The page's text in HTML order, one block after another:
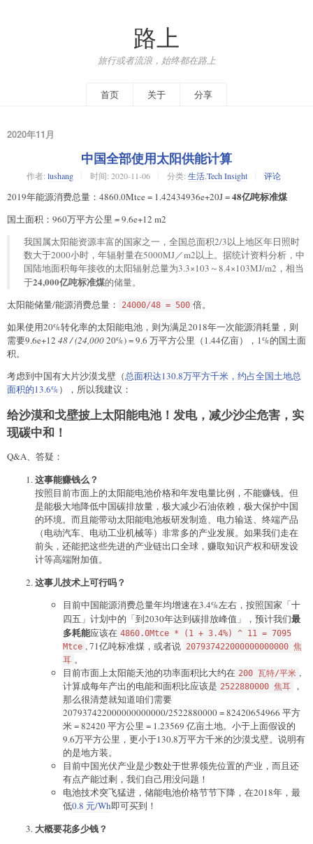
路上
旅行或者流浪，始终都在路上
首页 关于 分享
2020年11月
中国全部使用太阳供能计算
作者: lushang 时间: 2020-11-06 分类: 生活Tech Insight 评论
2019年能源消费总量：4860.0Mtce = 1.42434936e+20J =48亿吨标准煤
国土面积：960万平方公里 = 9.6e+12 m2
我国属太阳能资源丰富的国家之一，全国总面积2/3以上地区年日照时
数大于2000小时，年辐射量在5000MJ／m2以上。据统计资料分析，中
国陆地面积每年接收的太阳辐射总量为3.3×103～8.4×103MJ/m2，相当
于24,000亿吨标准煤的储量。
太阳能储量/能源消费总量：
24000/48 = 500 倍。
如果使用20%转化率的太阳能电池，则为满足2018年一次能源消耗量，则
需要9.6e+12 48 / (24,00020%) = 9.6 万平方公里（1.44亿亩），1%的国土面
积。
考虑到中国有大片沙漠戈壁（总面积达130.8万平方千米，约占全国土地总
面积的13.6%），所以我建议：
给沙漠和戈壁披上太阳能电池！发电，减少沙尘危害，实
现碳中和！
Q&A、答疑：
这事能赚钱么？
按照目前市面上的太阳能电池价格和年发电量比例，不能赚钱。但
是能极大地降低中国碳排放量，极大减少石油依赖，极大保护中国
的环境。而且能带动太阳能电池板研发制造、电力输送、终端产品
（电动汽车、电动工业机械等）非常多的产业发展。如果我们走在
前头，还能把这些先进的产业链出口全球，赚取知识产权和研发设
计等高端附加值。
这事儿技术上可行吗？
目前中国能源消费总量年均增速在3.4%左右，按照国家「十
四五」计划中的「到2030年达到碳排放峰值」，预计我们最
多耗能应该在 4860.0Mtce * (1 + 3.4%) ^ 11 = 7095
Mtce , 71亿吨标准煤，或者说 207937422000000000000 焦
耳 。
目前市面上太阳能天池的功率面积比大约在 200 瓦特/平米 ,
计算成每年产出的电能和面积比应该是 2522880000 焦耳
，
那么很清楚就知道咱们需要
207937422000000000000/2522880000 = 82420654966 平方
米 = 82420 平方公里 = 1.23569 亿亩土地。小于上面假设的
9.6万平方公里，更小于130.8万平方千米的沙漠戈壁。说明有
的是地方装。
目前中国光伏产业是少数处于世界领先位置的产业，而且还
有点产能过剩，我们自己用没问题！
电池技术突飞猛进，储能电池价格节节下降，在2018年，最
低0.8 元/Wh即可买到！
大概要花多少钱？